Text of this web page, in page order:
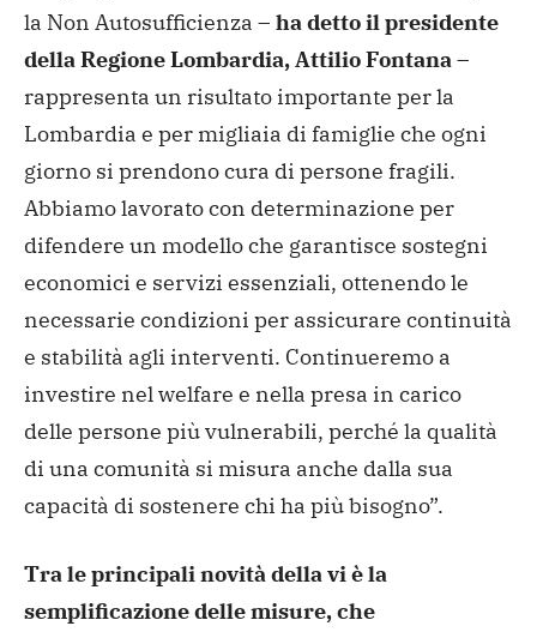
la Non Autosufficienza – ha detto il presidente
della Regione Lombardia, Attilio Fontana–
rappresenta un risultato importante per la
Lombardia e per migliaia di famiglie che ogni
giorno si prendono cura di persone fragili.
Abbiamo lavorato con determinazione per
difendere un modello che garantisce sostegni
economici e servizi essenziali, ottenendo le
necessarie condizioni per assicurare continuità
e stabilità agli interventi. Continueremo a
investire nel welfare e nella presa in carico
delle persone più vulnerabili, perché la qualità
di una comunità si misura anche dalla sua
capacità di sostenere chi ha più bisogno”.
Tra le principali novità della vi è la
semplificazione delle misure, che